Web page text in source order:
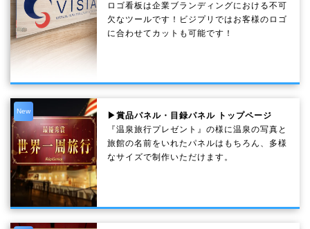
ロゴ看板は企業ブランディングにおける不可
欠なツールです！ビジプリではお客様のロゴ
に合わせてカットも可能です！
New
▶賞品パネル・目録パネル トップページ
『温泉旅行プレゼント』の様に温泉の写真と
旅館の名前をいれたパネルはもちろん、多様
なサイズで制作いただけます。